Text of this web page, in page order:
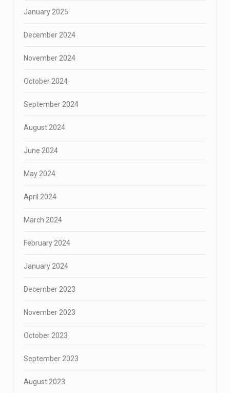
January 2025
December 2024
November 2024
October 2024
September 2024
August 2024
June 2024
May 2024
April 2024
March 2024
February 2024
January 2024
December 2023
November 2023
October 2023
September 2023
August 2023